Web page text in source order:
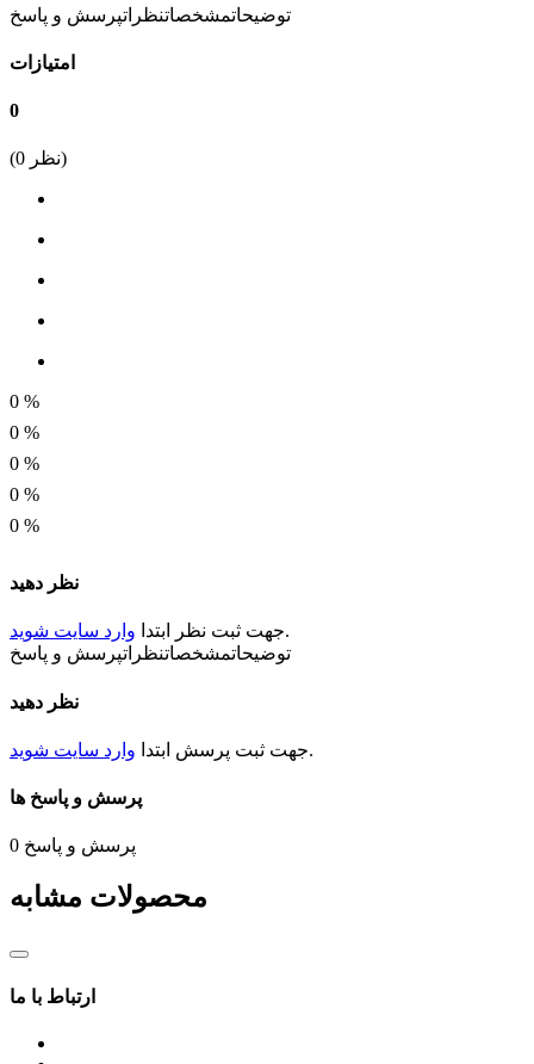
12 ولت
سرعت واقعی
قطر شفت
CW/CCW
نوع فلنچ
دایره ای
شرایط کاری
توضیحاتمشخصاتنظراتپرسش و پاسخ
امتیازات
0
(0 نظر)
0 %
0 %
0 %
0 %
0 %
نظر دهید
جهت ثبت نظر ابتدا وارد سایت شوید
.
توضیحاتمشخصاتنظراتپرسش و پاسخ
نظر دهید
جهت ثبت پرسش ابتدا وارد سایت شوید .
پرسش و پاسخ ها
0 پرسش و پاسخ
محصولات مشابه
ارتباط با ما